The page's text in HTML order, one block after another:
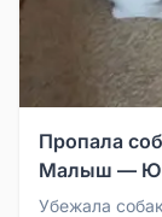
Пропала
Малыш —
Убежала